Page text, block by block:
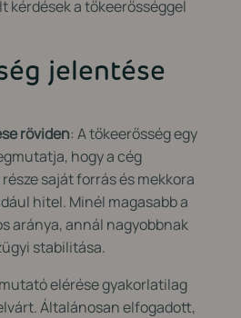
kérdések a tőkeerősséggel
jelentése
röviden: A tőkeerősség egy
hogy a cég
saját forrás és mekkora
hitel. Minél magasabb a
aránya, annál nagyobbnak
stabilitása.
elérése gyakorlatilag
Általánosan elfogadott,